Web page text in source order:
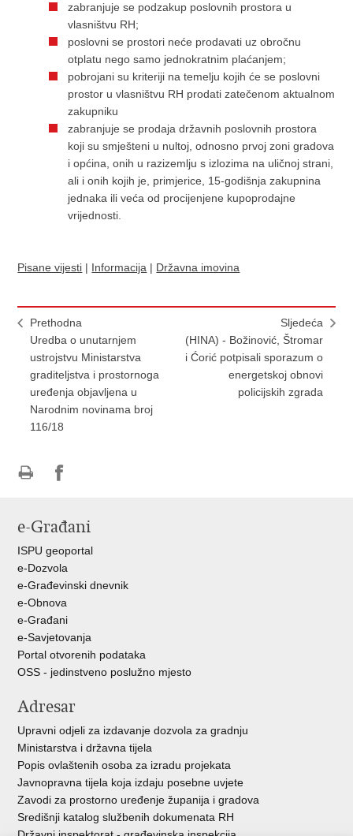
zabranjuje se podzakup poslovnih prostora u
vlasništvu RH;
poslovni se prostori neće prodavati uz obročnu
otplatu nego samo jednokratnim plaćanjem;
pobrojani su kriteriji na temelju kojih će se poslovni
prostor u vlasništvu RH prodati zatečenom aktualnom
zakupniku
zabranjuje se prodaja državnih poslovnih prostora
koji su smješteni u nultoj, odnosno prvoj zoni gradova
i općina, onih u razizemlju s izlozima na uličnoj strani,
ali i onih kojih je, primjerice, 15-godišnja zakupnina
jednaka ili veća od procijenjene kupoprodajne
vrijednosti.
Pisane vijesti | Informacija | Državna imovina
Prethodna
Uredba o unutarnjem
ustrojstvu Ministarstva
graditeljstva i prostornoga
uređenja objavljena u
Narodnim novinama broj
116/18
Sljedeća
(HINA) - Božinović, Štromar
i Ćorić potpisali sporazum o
energetskoj obnovi
policijskih zgrada
FacebookuTwitteru
e-Građani
ISPU geoportal
e-Dozvola
e-Građevinski dnevnik
e-Obnova
e-Građani
e-Savjetovanja
Portal otvorenih podataka
OSS - jedinstveno poslužno mjesto
Adresar
Upravni odjeli za izdavanje dozvola za gradnju
Ministarstva i državna tijela
Popis ovlaštenih osoba za izradu projekata
Javnopravna tijela koja izdaju posebne uvjete
Zavodi za prostorno uređenje županija i gradova
Središnji katalog službenih dokumenata RH